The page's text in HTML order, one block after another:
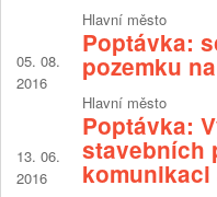
Hlavní město
05. 08.
2016
Poptávka:
pozemku
Hlavní město
13. 06.
2016
Poptávka:
stavebních
komunikaci